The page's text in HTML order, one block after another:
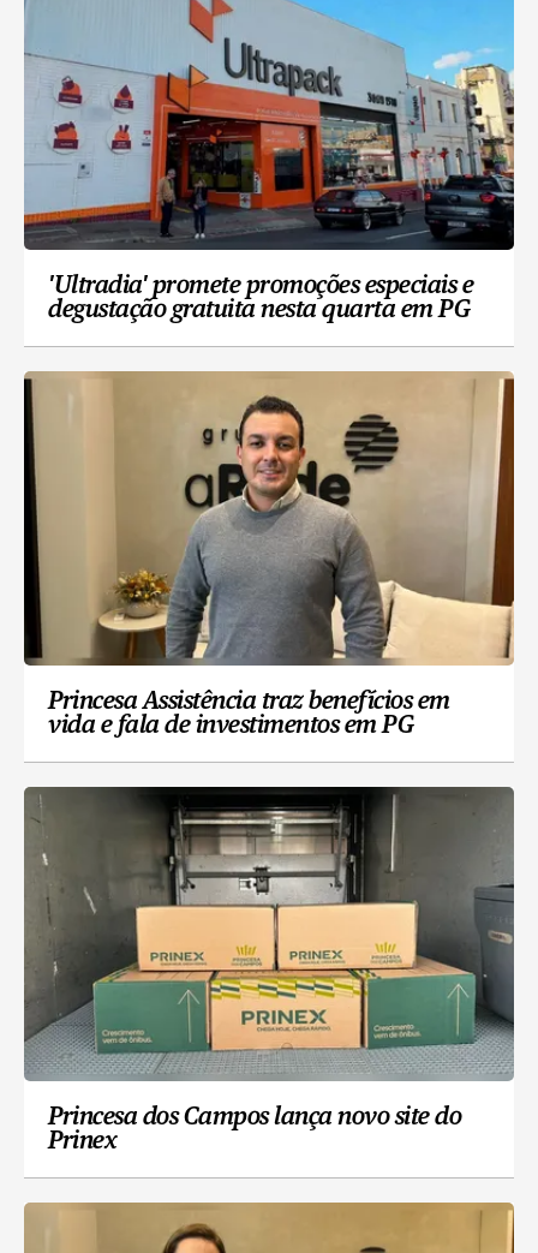
'Ultradia' promete promoções especiais e
degustação gratuita nesta quarta em PG
Princesa Assistência traz benefícios em
vida e fala de investimentos em PG
Princesa dos Campos lança novo site do
Prinex